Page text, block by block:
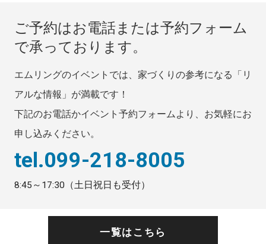
ご予約はお電話または予約フォーム
で承っております。
エムリングのイベントでは、家づくりの参考になる「リ
アルな情報」が満載です！
下記のお電話かイベント予約フォームより、お気軽にお
申し込みください。
tel.099-218-8005
8:45～17:30（土日祝日も受付）
一覧はこちら